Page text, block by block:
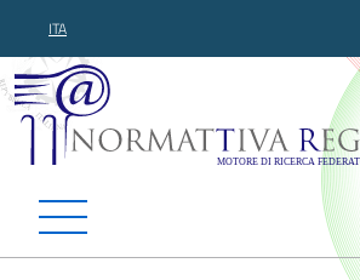
ITA
Normattiva